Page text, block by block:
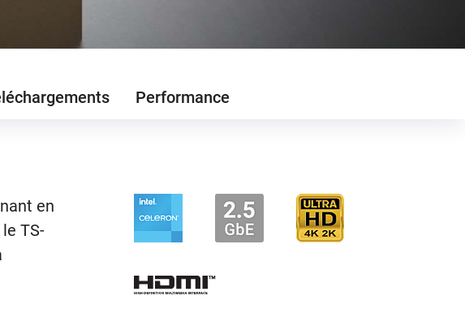
Performance
en
TS-